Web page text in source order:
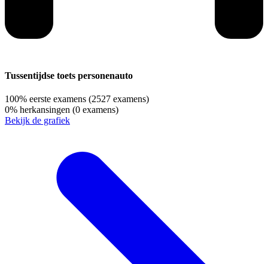
Tussentijdse toets personenauto
100% eerste examens (2527 examens)
0% herkansingen (0 examens)
Bekijk de grafiek